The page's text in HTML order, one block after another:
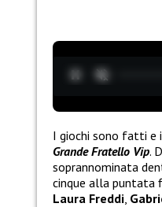
I giochi sono fatti e
Grande Fratello Vip.
soprannominata
cinque alla puntata
Laura Freddi